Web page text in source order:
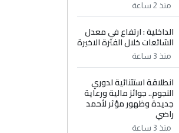
منذ 2 ساعة
الداخلية : ارتفاع في معدل
الشائعات خلال الفترة الاخيرة
منذ 3 ساعة
انطلاقة استثنائية لدوري
النجوم.. جوائز مالية ورعاية
جديدة وظهور مؤثر لأحمد
راضي
منذ 3 ساعة